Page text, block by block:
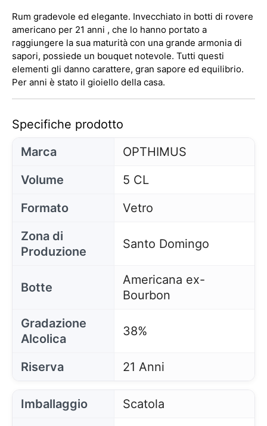
Rum gradevole ed elegante. Invecchiato in botti di rovere
americano per 21 anni , che lo hanno portato a
raggiungere la sua maturità con una grande armonia di
sapori, possiede un bouquet notevole. Tutti questi
elementi gli danno carattere, gran sapore ed equilibrio.
Per anni è stato il gioiello della casa.
Specifiche prodotto
Marca
OPTHIMUS
Volume
5 CL
Formato
Vetro
Zona di
Produzione
Santo Domingo
Botte
Americana ex-
Bourbon
Gradazione
Alcolica
38%
Riserva 21 Anni
Imballaggio
Scatola